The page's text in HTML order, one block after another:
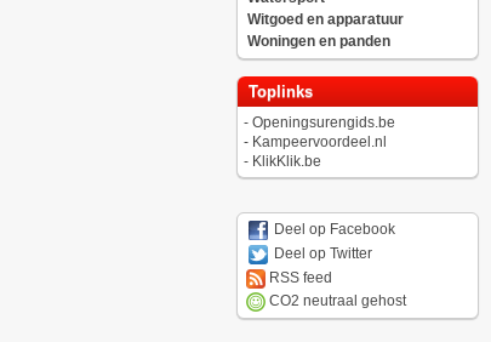
Witgoed en apparatuur
Woningen en panden
Toplinks
- Openingsurengids.be
- Kampeervoordeel.nl
- KlikKlik.be
Deel op Facebook
Deel op Twitter
RSS feed
CO2 neutraal gehost